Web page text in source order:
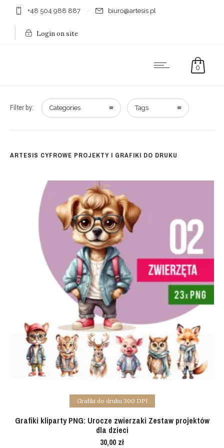
+48 504 988 887 biuro@artesis.pl
Login on site
0
Filter by: Categories Tags
ARTESIS CYFROWE PROJEKTY I GRAFIKI DO DRUKU
Add to cart
Grafiki do druku 300 DPI
Grafiki kliparty PNG: Urocze zwierzaki Zestaw projektów
dla dzieci
30,00 zł